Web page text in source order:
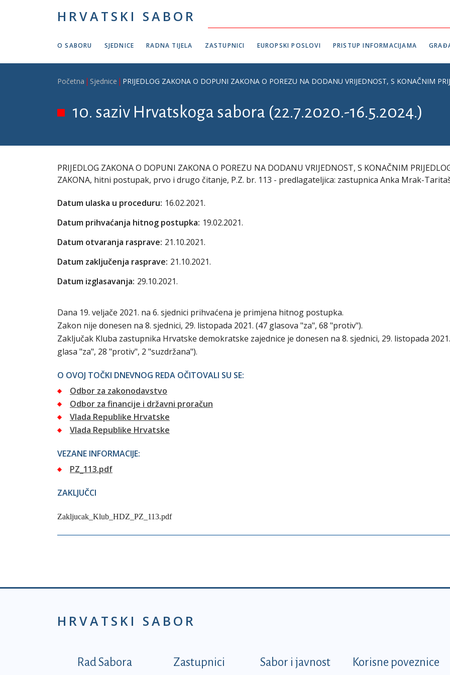
HRVATSKI SABOR
O SABORU SJEDNICE RADNA TIJELA ZASTUPNICI EUROPSKI POSLOVI PRISTUP INFORMACIJAMA
Breadcrumb
Početna Sjednice PRIJEDLOG ZAKONA O DOPUNI ZAKONA O POREZU NA DODANU VRIJEDNOST, S
10. saziv Hrvatskoga sabora (22.7.2020.-16.5.2024.)
PRIJEDLOG ZAKONA O DOPUNI ZAKONA O POREZU NA DODANU VRIJEDNOST, S KONAČNIM
ZAKONA, hitni postupak, prvo i drugo čitanje, P.Z. br. 113 - predlagateljica: zastupnica Anka Mrak-
Datum ulaska u proceduru: 16.02.2021.
Datum prihvaćanja hitnog postupka: 19.02.2021.
Datum otvaranja rasprave: 21.10.2021.
Datum zaključenja rasprave: 21.10.2021.
Datum izglasavanja: 29.10.2021.
Dana 19. veljače 2021. na 6. sjednici prihvaćena je primjena hitnog postupka.
Zakon nije donesen na 8. sjednici, 29. listopada 2021. (47 glasova "za", 68 "protiv").
Zaključak Kluba zastupnika Hrvatske demokratske zajednice je donesen na 8. sjednici, 29. listopada
glasa "za", 28 "protiv", 2 "suzdržana").
O OVOJ TOČKI DNEVNOG REDA OČITOVALI SU SE:
Odbor za zakonodavstvo
Odbor za financije i državni proračun
Vlada Republike Hrvatske
Vlada Republike Hrvatske
VEZANE INFORMACIJE:
PZ_113.pdf
ZAKLJUČCI
Zakljucak_Klub_HDZ_PZ_113.pdf
HRVATSKI SABOR
Podnožje prvi izbornik
Rad Sabora Zastupnici Sabor i javnost Korisne poveznice